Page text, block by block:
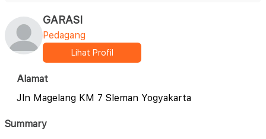
GARASI
Pedagang
Lihat Profil
Alamat
Jln Magelang KM 7 Sleman Yogyakarta
Summary